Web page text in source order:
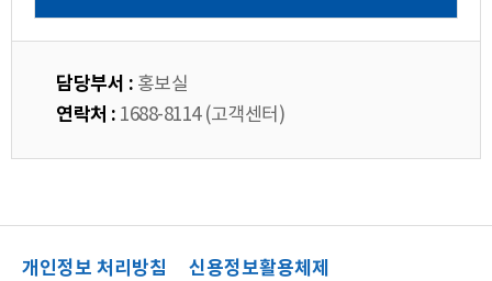
담당부서 : 홍보실
연락처 : 1688-8114 (고객센터)
개인정보 처리방침 신용정보활용체제